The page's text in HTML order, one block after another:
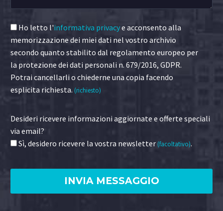
Ho letto l'informativa privacye acconsento alla
memorizzazione dei miei dati nel vostro archivio
secondo quanto stabilito dal regolamento europeo per
la protezione dei dati personali n. 679/2016, GDPR.
Potrai cancellarli o chiederne una copia facendo
esplicita richiesta. (richiesto)
Desideri ricevere informazioni aggiornate e offerte speciali
via email?
Sì, desidero ricevere la vostra newsletter(facoltativo).